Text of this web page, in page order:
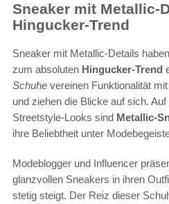
Sneaker mit Metallic-
Hingucker-Trend
Sneaker mit Metallic-Details
zum absoluten Hingucker-Trend
Schuhe vereinen Funktionalität
und ziehen die Blicke auf sich.
Streetstyle-Looks sind Metallic-
ihre Beliebtheit unter
Modeblogger und Influencer
glanzvollen Sneakers in ihren
stetig steigt. Der Reiz dieser